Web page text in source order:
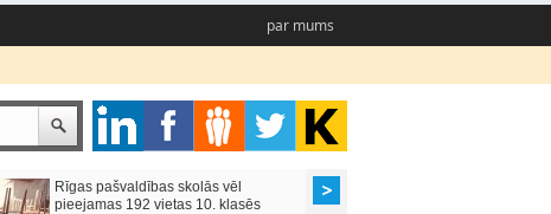
par mums
Rīgas pašvaldības skolās vēl
pieejamas 192 vietas 10. klasēs